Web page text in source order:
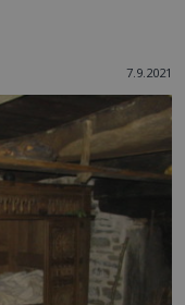
7.9.2021